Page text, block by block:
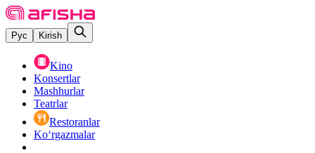
Рус Kirish
Kino
Konsertlar
Mashhurlar
Teatrlar
Restoranlar
Ko‘rgazmalar